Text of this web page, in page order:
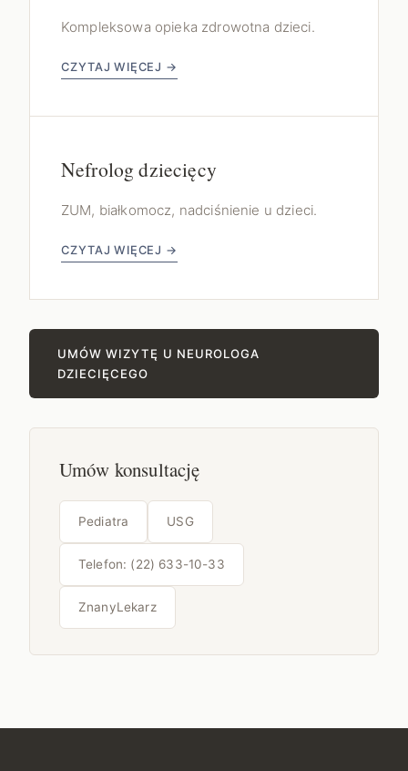
Kompleksowa opieka zdrowotna dzieci.
CZYTAJ WIĘCEJ →
Nefrolog dziecięcy
ZUM, białkomocz, nadciśnienie u dzieci.
CZYTAJ WIĘCEJ →
UMÓW WIZYTĘ U NEUROLOGA
DZIECIĘCEGO
Umów konsultację
Pediatra USG
Telefon: (22) 633-10-33
ZnanyLekarz